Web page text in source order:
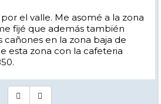
el valle. Me asomé a la zona
fijé que además también
cañones en la zona baja de
esta zona con la cafeteria